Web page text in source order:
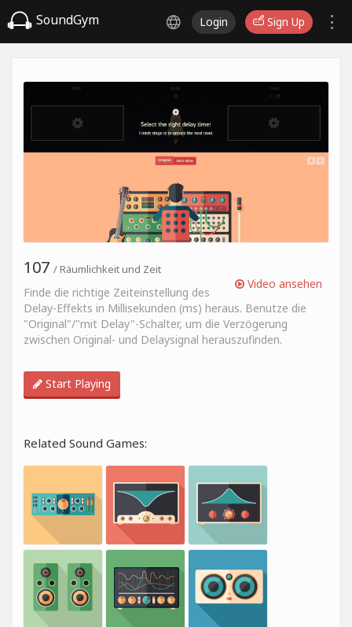
SoundGym Login Sign Up
Video ansehen
107 / Räumlichkeit und Zeit
Finde die richtige Zeiteinstellung des
Delay-Effekts in Millisekunden (ms) heraus. Benutze die
"Original"/"mit Delay"-Schalter, um die Verzögerung
zwischen Original- und Delaysignal herauszufinden.
Start Playing
Related Sound Games: